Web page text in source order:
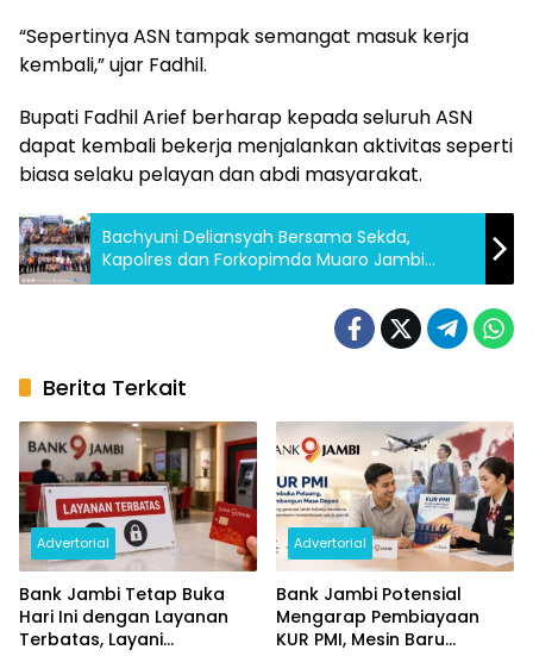
“Sepertinya ASN tampak semangat masuk kerja
kembali,” ujar Fadhil.
Bupati Fadhil Arief berharap kepada seluruh ASN
dapat kembali bekerja menjalankan aktivitas seperti
biasa selaku pelayan dan abdi masyarakat.
Bachyuni Deliansyah Bersama Sekda,
Kapolres dan Forkopimda Muaro Jambi
Meninjau Pos Arus Mudik 2023
Berita Terkait
Advertorial
Bank Jambi Tetap Buka
Hari Ini dengan Layanan
Terbatas, Layani
Advertorial
Bank Jambi Potensial
Mengarap Pembiayaan
KUR PMI, Mesin Baru